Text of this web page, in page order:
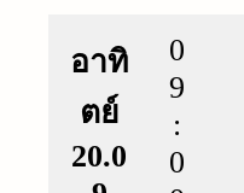
อาทิ
ตย์
20.0
0
9
:
0